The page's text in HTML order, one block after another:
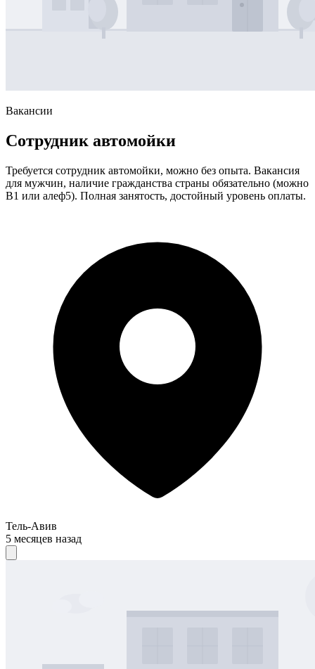
Вакансии
Сотрудник автомойки
Требуется сотрудник автомойки, можно без опыта. Вакансия
для мужчин, наличие гражданства страны обязательно (можно
В1 или алеф5). Полная занятость, достойный уровень оплаты.
Тель-Авив
5 месяцев назад